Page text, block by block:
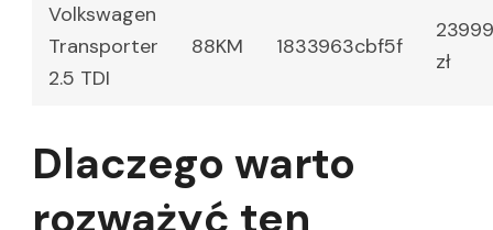
Volkswagen
Transporter
2.5 TDI
88KM 1833963cbf5f
23999
zł
Dlaczego warto
rozważyć ten